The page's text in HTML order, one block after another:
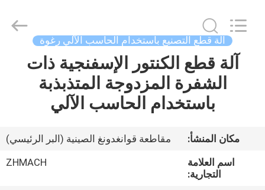
الصفحة
الرئيسية
معلومات
equipment
آلة قطع التصنيع باستخدام الحاسب الآلي رغوة
آلة قطع الكنتور الإسفنجية ذات
الشفرة المزدوجة المتذبذبة
باستخدام الحاسب الآلي
مكان المنشأ:
مقاطعة قوانغدونغ الصينية (البر الرئيسي)
اسم العلامة
التجارية:
ZHMACH